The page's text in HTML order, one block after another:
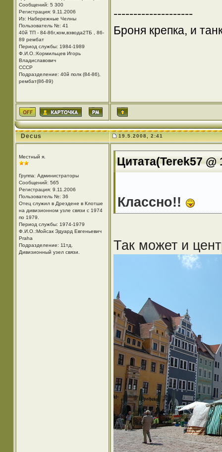
Сообщений: 5 300
Регистрация: 9.11.2006
Из: Набережные Челны
Пользователь №: 41
40й ТП - 84-86г,ком,взвода2ТБ , 86-
89 рембат
Период службы: 1984-1989
Ф.И.О.:Кормильцев Игорь
Владиславович
СССР
Подразделение: 40й полк (84-86),
рембат(86-89)
--------------------
Броня крепка, и
Decus 19.5.2008, 2:41
Местный я.
Группа: Администраторы
Сообщений: 565
Регистрация: 9.11.2006
Пользователь №: 36
Отец служил в Дрездене в Клотше
на дивизионном узле связи с 1974
по 1979.
Период службы: 1974-1979
Ф.И.О.:Мойсак Эдуард Евгеньевич
Praha
Подразделение: 11тд.
Дивизионный узел связи.
Цитата(Terek57
Классно!!
Так может и